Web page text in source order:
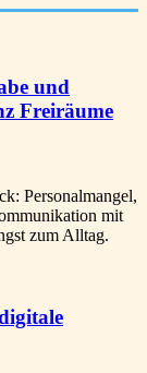
und
Freiräume
Personalmangel,
mit
zum Alltag.